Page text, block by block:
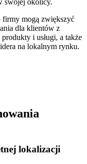
firmy mogą zwiększyć
dla klientów z
i usługi, a także
na lokalnym rynku.
lokalizacji